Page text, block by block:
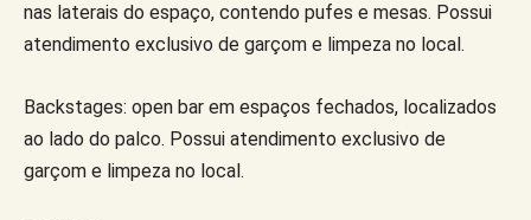
nas laterais do espaço, contendo pufes e mesas. Possui
atendimento exclusivo de garçom e limpeza no local.
Backstages: open bar em espaços fechados, localizados
ao lado do palco. Possui atendimento exclusivo de
garçom e limpeza no local.